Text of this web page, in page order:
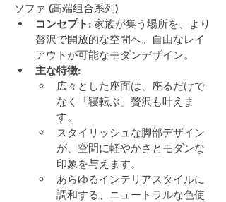
ソファ (高端组合系列)
コンセプト : 家族が集う場所を、より
贅沢で開放的な空間へ。自由なレイ
アウトが可能なモダンデザイン。
主な特徴:
広々とした座面は、座るだけで
なく「寝転ぶ」贅沢も叶えま
す。
スタイリッシュな脚部デザイン
が、空間に軽やかさとモダンな
印象を与えます。
あらゆるインテリアスタイルに
調和する、ニュートラルな色使